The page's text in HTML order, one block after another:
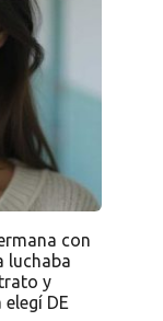
con
luchaba
y
DE